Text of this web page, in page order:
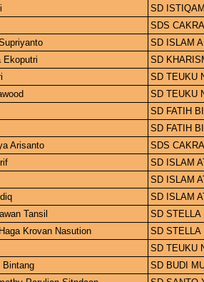
SD
SDS
SD ISLAM
Ekoputri
SD
SD TEUKU
SD TEUKU
SD FATIH
SD FATIH
Arisanto
SDS
SD ISLAM
SD ISLAM
SD ISLAM
Tansil
SD STELLA
Krovan Nasution
SD STELLA
SD TEUKU
Bintang
SD BUDI